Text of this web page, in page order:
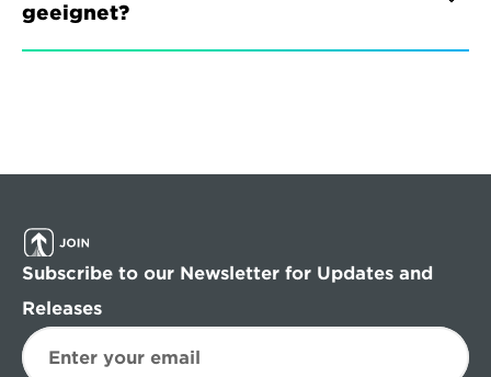
geeignet?
Subscribe to our Newsletter for Updates and
Releases